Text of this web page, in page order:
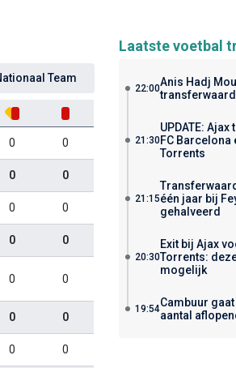
Team
0 0
0 0
0 0
0 0
0 0
0 0
0 0
Laatste voetbal
22:00Anis Hadj
21:30
UPDATE:
FC Barcelona
Torrents
21:15één jaar bij
gehalveerd
20:30
Exit bij Ajax
Torrents:
mogelijk
19:54Cambuur
aantal